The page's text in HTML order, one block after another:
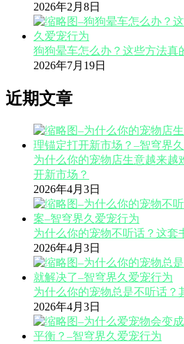
2026年2月8日
狗狗晕车怎么办？这些方法真
2026年7月19日
近期文章
为什么你的宠物店生意越来越
开新市场？
2026年4月3日
为什么你的宠物不听话？这套
2026年4月3日
为什么你的宠物总是不听话？
2026年4月3日